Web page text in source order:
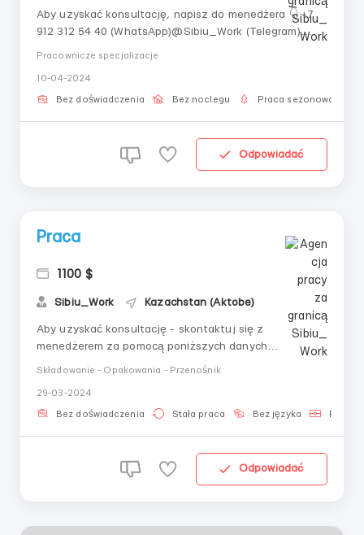
Aby uzyskać konsultację, napisz do menedżera 👇 +7
912 312 54 40 (WhatsApp)@Sibiu_Work (Telegram)
------ Lokalizacja: Kazachstan Stanowisko: Pracownik
na farmieWymagania: Gotowość do pra...
Pracownicze specjalizacje
10-04-2024
Bez doświadczenia Bez noclegu Praca sezonowa
Odpowiadać
Praca
1100 $
Sibiu_Work Kazachstan (Aktobe)
Aby uzyskać konsultację - skontaktuj się z
menedżerem za pomocą poniższych danych
kontaktowych 👇 a także w opisie oferty pracy: +7 912
Manager Екатерина ------------------------------------
----------------------------------------------------------
Składowanie - Opakowania - Przenośnik
29-03-2024
Bez doświadczenia Stała praca Bez języka
Odpowiadać